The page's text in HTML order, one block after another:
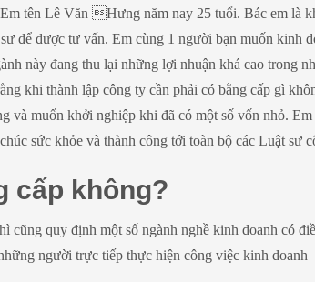
Em tên Lê Văn Hưng năm nay 25 tuổi. Bác em là
để được tư vấn. Em cùng 1 người bạn muốn kinh
này đang thu lại những lợi nhuận khá cao trong
khi thành lập công ty cần phải có bằng cấp gì
và muốn khởi nghiệp khi đã có một số vốn nhỏ.
sức khỏe và thành công tới toàn bộ các Luật sư
cấp không?
cũng quy định một số ngành nghề kinh doanh có
người trực tiếp thực hiện công việc kinh doanh